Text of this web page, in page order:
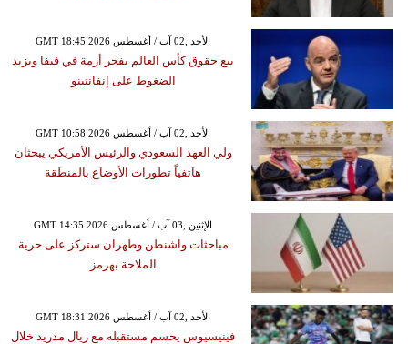
GMT 18:45 2026 الأحد ,02 آب / أغسطس
بيع حقوق كأس العالم يفجر أزمة في فيفا ويزيد
الضغوط على إنفانتينو
GMT 10:58 2026 الأحد ,02 آب / أغسطس
ولي العهد السعودي والرئيس الأمريكي يبحثان
هاتفياً تطورات الأوضاع بالمنطقة
GMT 14:35 2026 الإثنين ,03 آب / أغسطس
مباحثات واشنطن وطهران ستركز على حرية
الملاحة بهرمز
GMT 18:31 2026 الأحد ,02 آب / أغسطس
فينيسيوس يحسم مستقبله مع ريال مدريد خلال